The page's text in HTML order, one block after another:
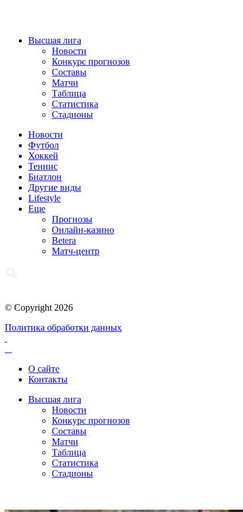
Высшая лига
Новости
Конкурс прогнозов
Составы
Матчи
Таблица
Статистика
Стадионы
Новости
Футбол
Хоккей
Теннис
Биатлон
Другие виды
Lifestyle
Еще
Прогнозы
Онлайн-казино
Betera
Матч-центр
© Copyright 2026
Политика обработки данных
О сайте
Контакты
Высшая лига
Новости
Конкурс прогнозов
Составы
Матчи
Таблица
Статистика
Стадионы